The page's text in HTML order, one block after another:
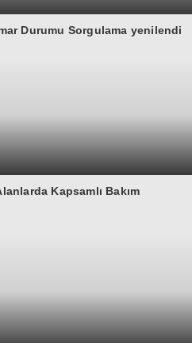
Durumu Sorgulama yenilendi
Kapsamlı Bakım